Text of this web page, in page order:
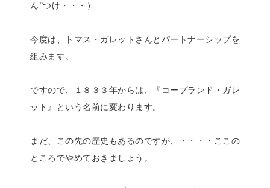
ん”つけ・・・）
今度は、トマス・ガレットさんとパートナーシップを
組みます。
ですので、１８３３年からは、『コープランド・ガレ
ット』という名前に変わります。
まだ、この先の歴史もあるのですが、・・・・ここの
ところでやめておきましょう。